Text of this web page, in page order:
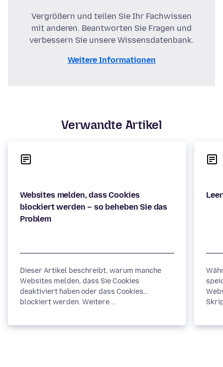
Vergrößern und teilen Sie Ihr Fachwissen
mit anderen. Beantworten Sie Fragen und
verbessern Sie unsere Wissensdatenbank.
Weitere Informationen
Verwandte Artikel
Websites melden, dass Cookies
blockiert werden – so beheben Sie das
Problem
Dieser Artikel beschreibt, warum manche
Websites melden, dass Sie Cookies
deaktiviert haben oder dass Cookies
blockiert werden. Weitere...